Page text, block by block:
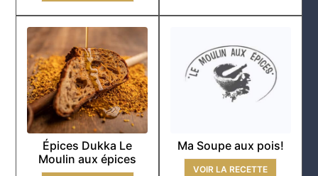
Épices Dukka Le
Moulin aux épices
Ma Soupe aux pois!
VOIR LA RECETTE